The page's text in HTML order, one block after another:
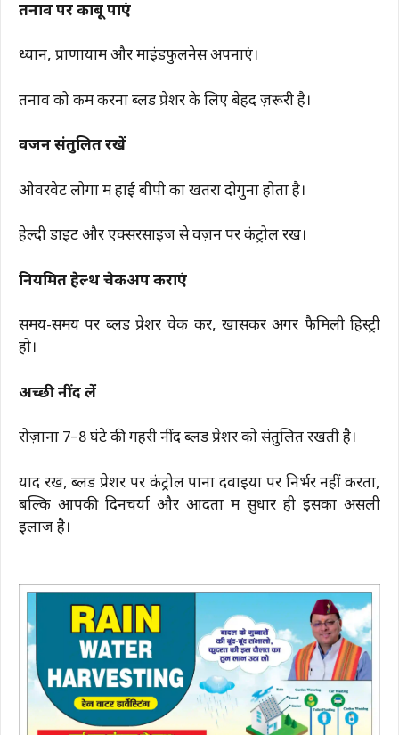
तनाव पर काबू पाएं
ध्यान, प्राणायाम और माइंडफुलनेस अपनाएं।
तनाव को कम करना ब्लड प्रेशर के लिए बेहद ज़रूरी है।
वजन संतुलित रखें
ओवरवेट लोगों में हाई बीपी का खतरा दोगुना होता है।
हेल्दी डाइट और एक्सरसाइज से वज़न पर कंट्रोल रखें।
नियमित हेल्थ चेकअप कराएं
समय-समय पर ब्लड प्रेशर चेक करें, खासकर अगर फैमिली हिस्ट्री
हो।
अच्छी नींद लें
रोज़ाना 7–8 घंटे की गहरी नींद ब्लड प्रेशर को संतुलित रखती है।
याद रखें, ब्लड प्रेशर पर कंट्रोल पाना दवाइयों पर निर्भर नहीं करता,
बल्कि आपकी दिनचर्या और आदतों में सुधार ही इसका असली
इलाज है।